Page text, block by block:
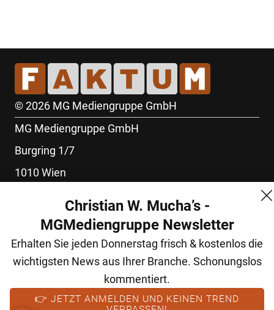
© 2026 MG Mediengruppe GmbH
MG Mediengruppe GmbH
Burgring 1/7
1010 Wien
office@mgmedien.at
Kontakt
AGB
Impressum
Christian W. Mucha’s -
MGMediengruppe Newsletter
Erhalten Sie jeden Donnerstag frisch & kostenlos die
wichtigsten News aus Ihrer Branche. Schonungslos
kommentiert.
👉 JETZT ANMELDEN UND KEINEN TREND